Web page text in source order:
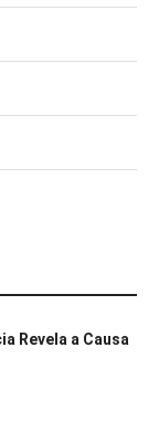
Revela a Causa